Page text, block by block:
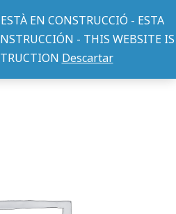
EN CONSTRUCCIÓ - ESTA
- THIS WEBSITE IS
Descartar